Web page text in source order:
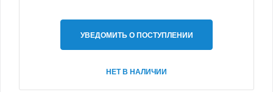
УВЕДОМИТЬ О ПОСТУПЛЕНИИ
НЕТ В НАЛИЧИИ